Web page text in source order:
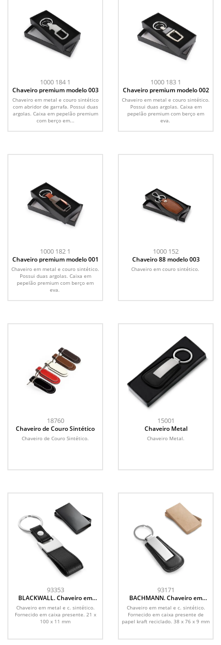
1000 184 1
Chaveiro premium modelo 003
Chaveiro em metal e couro sintético
com abridor de garrafa. Possui duas
argolas. Caixa em pepelão premium
com berço em...
1000 183 1
Chaveiro premium modelo 002
Chaveiro em metal e couro sintético.
Possui duas argolas. Caixa em
pepelão premium com berço em
eva.
1000 182 1
Chaveiro premium modelo 001
Chaveiro em metal e couro sintético.
Possui duas argolas. Caixa em
pepelão premium com berço em
eva.
1000 152
Chaveiro 88 modelo 003
Chaveiro em couro sintético.
18760
Chaveiro de Couro Sintético
Chaveiro de Couro Sintético.
15001
Chaveiro Metal
Chaveiro Metal.
93353
BLACKWALL. Chaveiro em
metal e c. sintético
Chaveiro em metal e c. sintético.
Fornecido em caixa presente. 21 x
100 x 11 mm
93171
BACHMANN. Chaveiro em
metal e c.sintético
Chaveiro em metal e c. sintético.
Fornecido em caixa presente de
papel kraft reciclado. 38 x 76 x 9 mm